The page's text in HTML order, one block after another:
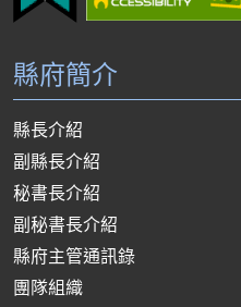
縣府簡介
縣長介紹
副縣長介紹
秘書長介紹
副秘書長介紹
縣府主管通訊錄
團隊組織